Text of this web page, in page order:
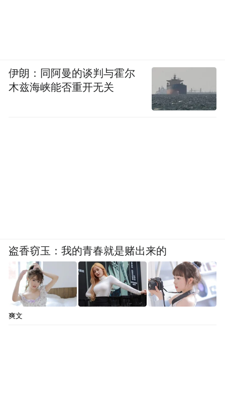
伊朗：同阿曼的谈判与霍尔
木兹海峡能否重开无关
盗香窃玉：我的青春就是赌出来的
爽文